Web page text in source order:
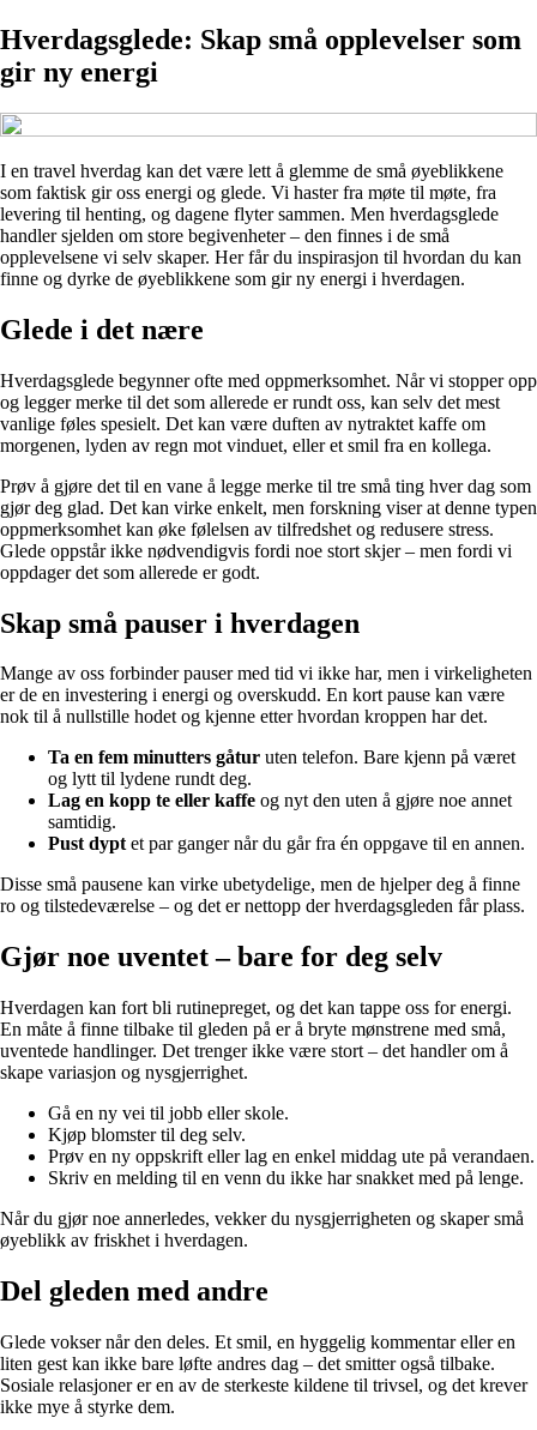
Hverdagsglede: Skap små opplevelser som
gir ny energi
I en travel hverdag kan det være lett å glemme de små øyeblikkene
som faktisk gir oss energi og glede. Vi haster fra møte til møte, fra
levering til henting, og dagene flyter sammen. Men hverdagsglede
handler sjelden om store begivenheter – den finnes i de små
opplevelsene vi selv skaper. Her får du inspirasjon til hvordan du kan
finne og dyrke de øyeblikkene som gir ny energi i hverdagen.
Glede i det nære
Hverdagsglede begynner ofte med oppmerksomhet. Når vi stopper opp
og legger merke til det som allerede er rundt oss, kan selv det mest
vanlige føles spesielt. Det kan være duften av nytraktet kaffe om
morgenen, lyden av regn mot vinduet, eller et smil fra en kollega.
Prøv å gjøre det til en vane å legge merke til tre små ting hver dag som
gjør deg glad. Det kan virke enkelt, men forskning viser at denne typen
oppmerksomhet kan øke følelsen av tilfredshet og redusere stress.
Glede oppstår ikke nødvendigvis fordi noe stort skjer – men fordi vi
oppdager det som allerede er godt.
Skap små pauser i hverdagen
Mange av oss forbinder pauser med tid vi ikke har, men i virkeligheten
er de en investering i energi og overskudd. En kort pause kan være
nok til å nullstille hodet og kjenne etter hvordan kroppen har det.
Ta en fem minutters gåtur uten telefon. Bare kjenn på været
og lytt til lydene rundt deg.
Lag en kopp te eller kaffe og nyt den uten å gjøre noe annet
samtidig.
Pust dyptet par ganger når du går fra én oppgave til en annen.
Disse små pausene kan virke ubetydelige, men de hjelper deg å finne
ro og tilstedeværelse – og det er nettopp der hverdagsgleden får plass.
Gjør noe uventet – bare for deg selv
Hverdagen kan fort bli rutinepreget, og det kan tappe oss for energi.
En måte å finne tilbake til gleden på er å bryte mønstrene med små,
uventede handlinger. Det trenger ikke være stort – det handler om å
skape variasjon og nysgjerrighet.
Gå en ny vei til jobb eller skole.
Kjøp blomster til deg selv.
Prøv en ny oppskrift eller lag en enkel middag ute på verandaen.
Skriv en melding til en venn du ikke har snakket med på lenge.
Når du gjør noe annerledes, vekker du nysgjerrigheten og skaper små
øyeblikk av friskhet i hverdagen.
Del gleden med andre
Glede vokser når den deles. Et smil, en hyggelig kommentar eller en
liten gest kan ikke bare løfte andres dag – det smitter også tilbake.
Sosiale relasjoner er en av de sterkeste kildene til trivsel, og det krever
ikke mye å styrke dem.